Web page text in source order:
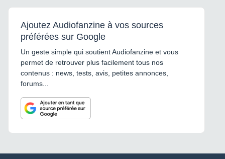
Ajoutez Audiofanzine à vos sources
préférées sur Google
Un geste simple qui soutient Audiofanzine et vous
permet de retrouver plus facilement tous nos
contenus : news, tests, avis, petites annonces,
forums...